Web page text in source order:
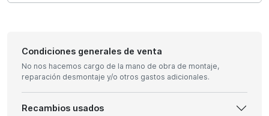
Condiciones generales de venta
No nos hacemos cargo de la mano de obra de montaje,
reparación desmontaje y/o otros gastos adicionales.
Recambios usados